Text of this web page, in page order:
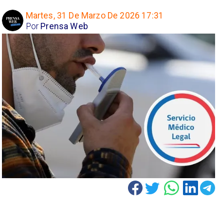
Martes, 31 De Marzo De 2026 17:31
Prensa Web
Por